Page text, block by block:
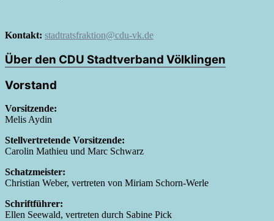
Kontakt: stadtratsfraktion@cdu-vk.de
Über den CDU Stadtverband Völklingen
Vorstand
Vorsitzende:
Melis Aydin
Stellvertretende Vorsitzende:
Carolin Mathieu und Marc Schwarz
Schatzmeister:
Christian Weber, vertreten von Miriam Schorn-Werle
Schriftführer:
Ellen Seewald, vertreten durch Sabine Pick